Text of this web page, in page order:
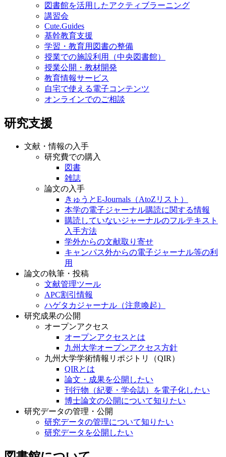
図書館を活用したアクティブラーニング
講習会
Cute.Guides
基幹教育支援
学習・教育用図書の整備
授業での施設利用（中央図書館）
授業公開・教材開発
教育情報サービス
自宅で使える電子コンテンツ
オンラインでのご相談
研究支援
文献・情報の入手
研究費での購入
図書
雑誌
論文の入手
きゅうとE-Journals（AtoZリスト）
本学の電子ジャーナル購読に関する情報
購読していないジャーナルのフルテキスト
入手方法
学外からの文献取り寄せ
キャンパス外からの電子ジャーナル等の利
用
論文の執筆・投稿
文献管理ツール
APC割引情報
ハゲタカジャーナル（注意喚起）
研究成果の公開
オープンアクセス
オープンアクセスとは
九州大学オープンアクセス方針
九州大学学術情報リポジトリ（QIR）
QIRとは
論文・成果を公開したい
刊行物（紀要・学会誌）を電子化したい
博士論文の公開について知りたい
研究データの管理・公開
研究データの管理について知りたい
研究データを公開したい